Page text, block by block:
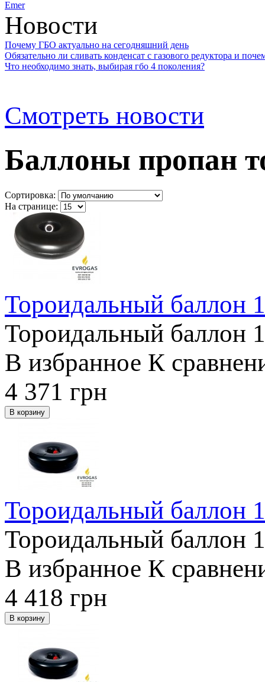
Emer
Новости
Почему ГБО актуально на сегодняшний день
Обязательно ли сливать конденсат с газового редуктора и
Что необходимо знать, выбирая гбо 4 поколения?
Смотреть новости
Баллоны пропан
Сортировка:
На странице:
Тороидальный баллон
Тороидальный баллон
В избранное К
4 371 грн
Тороидальный баллон
Тороидальный баллон
В избранное К
4 418 грн